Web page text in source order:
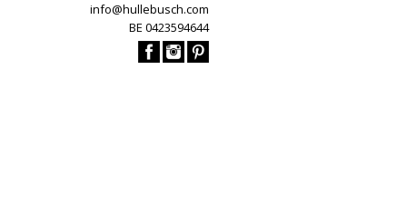
info@hullebusch.com
BE 0423594644